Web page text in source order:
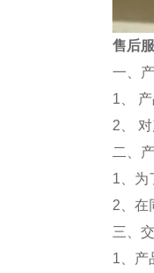
售后
一、
1、
2、
二、
1、为
2、在
三、
1、产